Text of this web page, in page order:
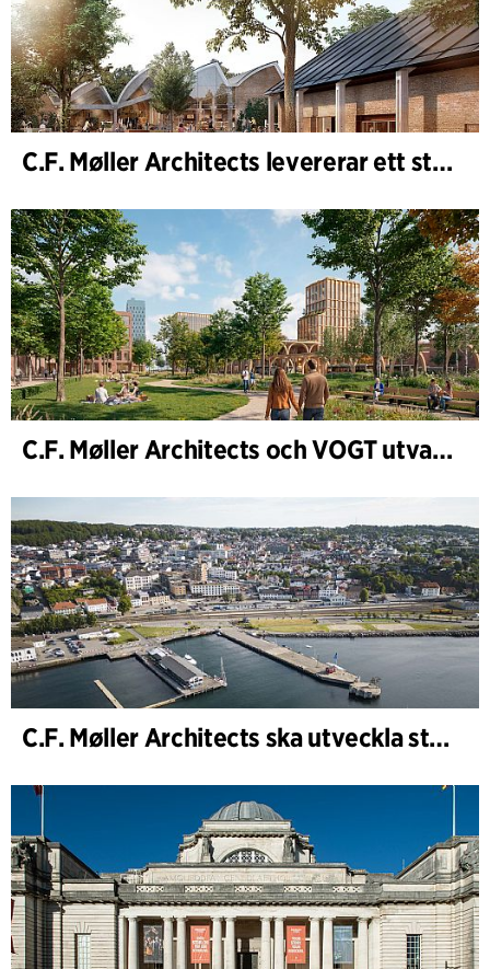
C.F. Møller Architects levererar ett starkt resultat för 2025
C.F. Møller Architects och VOGT utvalda att forma framtidens Hamburg-Altona
C.F. Møller Architects ska utveckla strategin för ”Knutepunkt Larvik och indre havn”